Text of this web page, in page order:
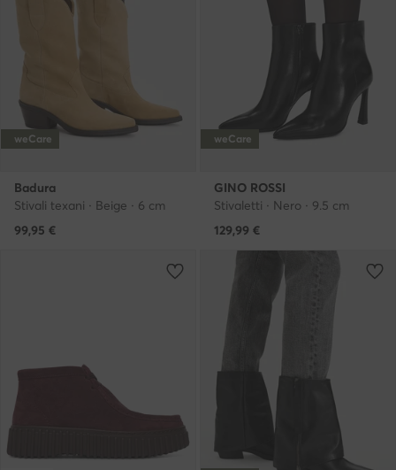
weCare
Badura
Stivali texani · Beige · 6 cm
99,95 €
weCare
GINO ROSSI
Stivaletti · Nero · 9.5 cm
129,99 €